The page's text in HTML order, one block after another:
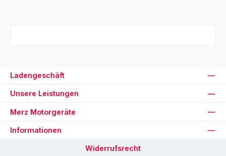
Ladengeschäft
Unsere Leistungen
Merz Motorgeräte
Informationen
Widerrufsrecht